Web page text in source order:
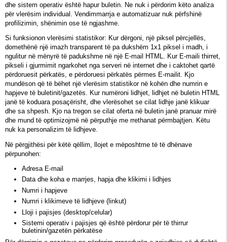
dhe sistem operativ është hapur buletin. Ne nuk i përdorim këto analiza
për vlerësim individual. Vendimmarrja e automatizuar nuk përfshinë
profilizimin, shënimin ose të ngjashme.
Si funksionon vlerësimi statistikor: Kur dërgoni, një piksel përcjellës,
domethënë një imazh transparent të pa dukshëm 1x1 piksel i madh, i
ngulitur në mënyrë të padukshme në një E-mail HTML. Kur E-maili thirret,
pikseli i gjurmimit ngarkohet nga serveri në internet dhe i caktohet qartë
përdoruesit përkatës, e përdoruesi përkatës përmes E-mailit. Kjo
mundëson që të bëhet një vlerësim statistikor në kohën dhe numrin e
hapjeve të buletinit/gazetës. Kur numëroni lidhjet, lidhjet në buletin HTML
janë të koduara posaçërisht, dhe vlerësohet se cilat lidhje janë klikuar
dhe sa shpesh. Kjo na tregon se cilat oferta në buletin janë pranuar mirë
dhe mund të optimizojmë në përputhje me rrethanat përmbajtjen. Këtu
nuk ka personalizim të lidhjeve.
Në përgjithësi për këtë qëllim, llojet e mëposhtme të të dhënave
përpunohen:
Adresa E-mail
Data dhe koha e marrjes, hapja dhe klikimi i lidhjes
Numri i hapjeve
Numri i klikimeve të lidhjeve (linkut)
Lloji i pajisjes (desktop/celular)
Sistemi operativ i pajisjes që është përdorur për të thirrur
buletinin/gazetën përkatëse